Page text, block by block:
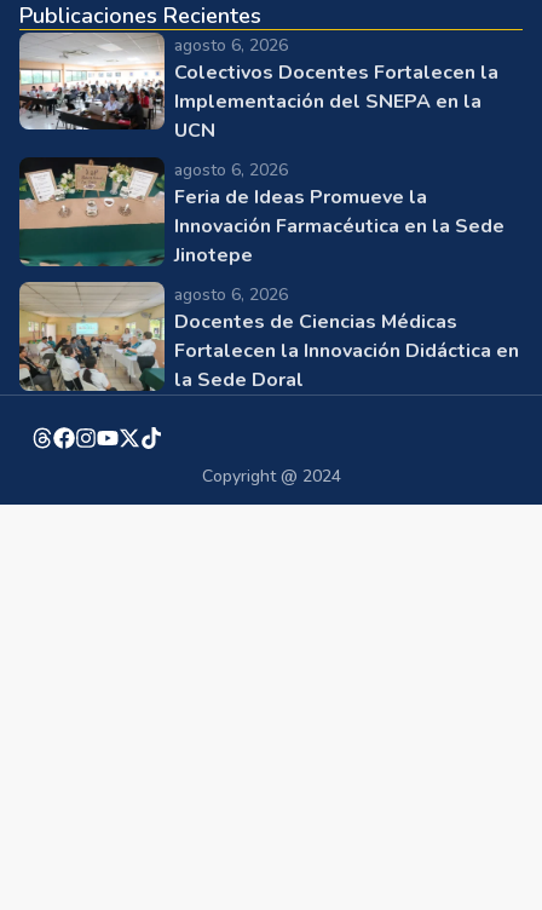
Publicaciones Recientes
agosto 6, 2026
Colectivos Docentes Fortalecen la
Implementación del SNEPA en la
UCN
agosto 6, 2026
Feria de Ideas Promueve la
Innovación Farmacéutica en la Sede
Jinotepe
agosto 6, 2026
Docentes de Ciencias Médicas
Fortalecen la Innovación Didáctica en
la Sede Doral
Copyright @ 2024